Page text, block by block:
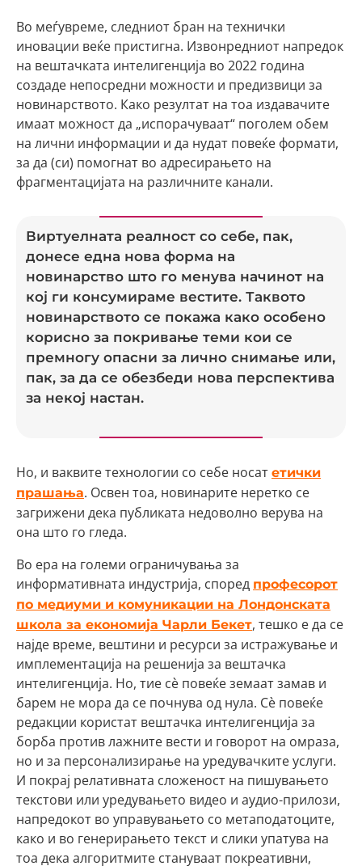
Во меѓувреме, следниот бран на технички
иновации веќе пристигна. Извонредниот напредок
на вештачката интелигенција во 2022 година
создаде непосредни можности и предизвици за
новинарството. Како резултат на тоа издавачите
имаат можност да „испорачуваат“ поголем обем
на лични информации и да нудат повеќе формати,
за да (си) помогнат во адресирањето на
фрагментацијата на различните канали.
Виртуелната реалност со себе, пак,
донесе една нова форма на
новинарство што го менува начинот на
кој ги консумираме вестите. Таквото
новинарството се покажа како особено
корисно за покривање теми кои се
премногу опасни за лично снимање или,
пак, за да се обезбеди нова перспектива
за некој настан.
Но, и ваквите технологии со себе носат етички
прашања. Освен тоа, новинарите неретко се
загрижени дека публиката недоволно верува на
она што го гледа.
Во ера на големи ограничувања за
информативната индустрија, според професорот
по медиуми и комуникации на Лондонската
школа за економија Чарли Бекет, тешко е да се
најде време, вештини и ресурси за истражување и
имплементација на решенија за вештачка
интелигенција. Но, тие сè повеќе земаат замав и
барем не мора да се почнува од нула. Сè повеќе
редакции користат вештачка интелигенција за
борба против лажните вести и говорот на омраза,
но и за персонализирање на уредувачките услуги.
И покрај релативната сложеност на пишувањето
текстови или уредувањето видео и аудио-прилози,
напредокот во управувањето со метаподатоците,
како и во генерирањето текст и слики упатува на
тоа дека алгоритмите стануваат покреативни,